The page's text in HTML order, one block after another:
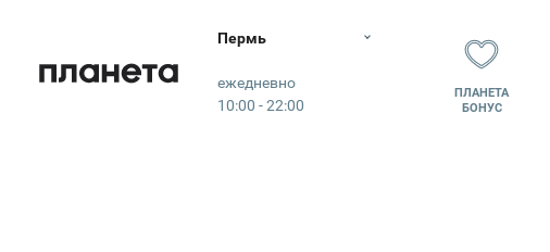
Планета
Пермь
ежедневно
10:00 - 22:00
ПЛАНЕТА
БОНУС